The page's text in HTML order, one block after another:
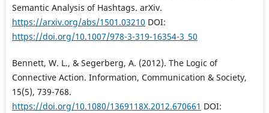
Semantic Analysis of Hashtags. arXiv.
https://arxiv.org/abs/1501.03210 DOI:
https://doi.org/10.1007/978-3-319-16354-3_50
Bennett, W. L., & Segerberg, A. (2012). The Logic of
Connective Action. Information, Communication & Society,
15(5), 739-768.
https://doi.org/10.1080/1369118X.2012.670661 DOI: